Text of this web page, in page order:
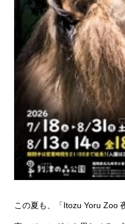
この夏も、「Itozu Yoru Zoo